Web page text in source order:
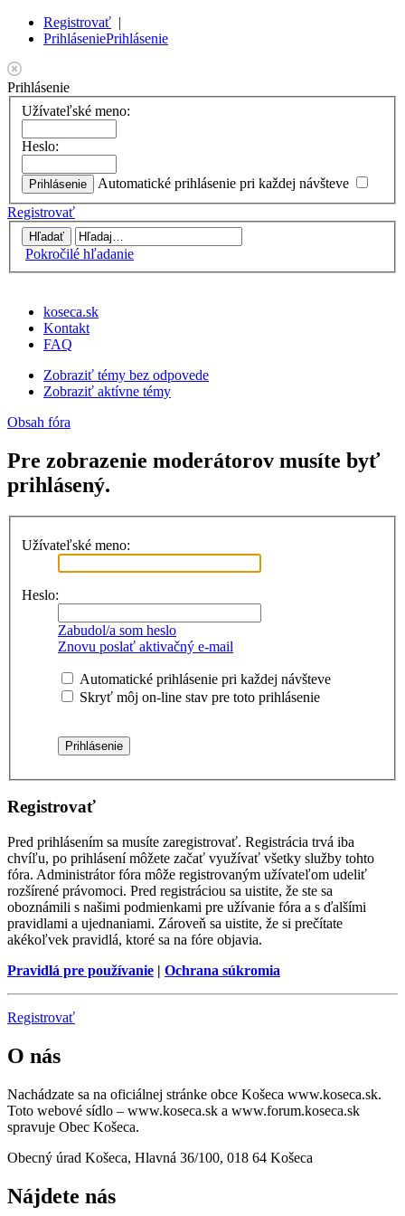
Registrovať |
PrihláseniePrihlásenie
Prihlásenie
Užívateľské meno:
Heslo:
Automatické prihlásenie pri každej návšteve
Registrovať
Pokročilé hľadanie
koseca.sk
Kontakt
FAQ
Zobraziť témy bez odpovede
Zobraziť aktívne témy
Obsah fóra
Pre zobrazenie moderátorov musíte byť
prihlásený.
Užívateľské meno:
Heslo:
Zabudol/a som heslo
Znovu poslať aktivačný e-mail
Automatické prihlásenie pri každej návšteve
Skryť môj on-line stav pre toto prihlásenie
Registrovať
Pred prihlásením sa musíte zaregistrovať. Registrácia trvá iba
chvíľu, po prihlásení môžete začať využívať všetky služby tohto
fóra. Administrátor fóra môže registrovaným užívateľom udeliť
rozšírené právomoci. Pred registráciou sa uistite, že ste sa
oboznámili s našimi podmienkami pre užívanie fóra a s ďalšími
pravidlami a ujednaniami. Zároveň sa uistite, že si prečítate
akékoľvek pravidlá, ktoré sa na fóre objavia.
Pravidlá pre používanie | Ochrana súkromia
Registrovať
O nás
Nachádzate sa na oficiálnej stránke obce Košeca www.koseca.sk.
Toto webové sídlo – www.koseca.sk a www.forum.koseca.sk
spravuje Obec Košeca.
Obecný úrad Košeca, Hlavná 36/100, 018 64 Košeca
Nájdete nás